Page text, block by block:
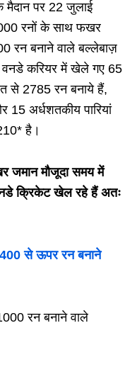
के मैदान पर 22 जुलाई
रनों के साथ फखर
रन बनाने वाले बल्लेबाज़
करियर में खेले गए 65
से 2785 रन बनाये हैं,
अर्धशतकीय पारियां
है।
जमान मौजूदा समय में
क्रिकेट खेल रहे हैं अतः
से ऊपर रन बनाने
रन बनाने वाले